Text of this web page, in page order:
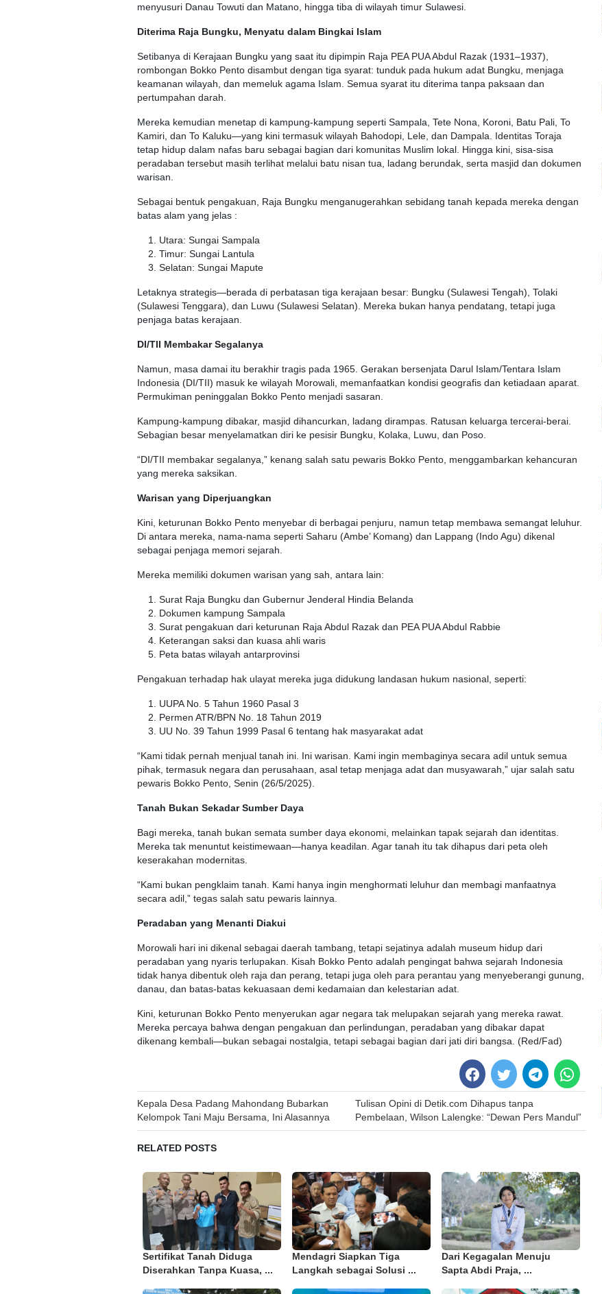
menyusuri Danau Towuti dan Matano, hingga tiba di wilayah timur Sulawesi.
Diterima Raja Bungku, Menyatu dalam Bingkai Islam
Setibanya di Kerajaan Bungku yang saat itu dipimpin Raja PEA PUA Abdul Razak (1931–1937),
rombongan Bokko Pento disambut dengan tiga syarat: tunduk pada hukum adat Bungku, menjaga
keamanan wilayah, dan memeluk agama Islam. Semua syarat itu diterima tanpa paksaan dan
pertumpahan darah.
Mereka kemudian menetap di kampung-kampung seperti Sampala, Tete Nona, Koroni, Batu Pali, To
Kamiri, dan To Kaluku—yang kini termasuk wilayah Bahodopi, Lele, dan Dampala. Identitas Toraja
tetap hidup dalam nafas baru sebagai bagian dari komunitas Muslim lokal. Hingga kini, sisa-sisa
peradaban tersebut masih terlihat melalui batu nisan tua, ladang berundak, serta masjid dan dokumen
warisan.
Sebagai bentuk pengakuan, Raja Bungku menganugerahkan sebidang tanah kepada mereka dengan
batas alam yang jelas :
Utara: Sungai Sampala
Timur: Sungai Lantula
Selatan: Sungai Mapute
Letaknya strategis—berada di perbatasan tiga kerajaan besar: Bungku (Sulawesi Tengah), Tolaki
(Sulawesi Tenggara), dan Luwu (Sulawesi Selatan). Mereka bukan hanya pendatang, tetapi juga
penjaga batas kerajaan.
DI/TII Membakar Segalanya
Namun, masa damai itu berakhir tragis pada 1965. Gerakan bersenjata Darul Islam/Tentara Islam
Indonesia (DI/TII) masuk ke wilayah Morowali, memanfaatkan kondisi geografis dan ketiadaan aparat.
Permukiman peninggalan Bokko Pento menjadi sasaran.
Kampung-kampung dibakar, masjid dihancurkan, ladang dirampas. Ratusan keluarga tercerai-berai.
Sebagian besar menyelamatkan diri ke pesisir Bungku, Kolaka, Luwu, dan Poso.
“DI/TII membakar segalanya,” kenang salah satu pewaris Bokko Pento, menggambarkan kehancuran
yang mereka saksikan.
Warisan yang Diperjuangkan
Kini, keturunan Bokko Pento menyebar di berbagai penjuru, namun tetap membawa semangat leluhur.
Di antara mereka, nama-nama seperti Saharu (Ambe’ Komang) dan Lappang (Indo Agu) dikenal
sebagai penjaga memori sejarah.
Mereka memiliki dokumen warisan yang sah, antara lain:
Surat Raja Bungku dan Gubernur Jenderal Hindia Belanda
Dokumen kampung Sampala
Surat pengakuan dari keturunan Raja Abdul Razak dan PEA PUA Abdul Rabbie
Keterangan saksi dan kuasa ahli waris
Peta batas wilayah antarprovinsi
Pengakuan terhadap hak ulayat mereka juga didukung landasan hukum nasional, seperti:
UUPA No. 5 Tahun 1960 Pasal 3
Permen ATR/BPN No. 18 Tahun 2019
UU No. 39 Tahun 1999 Pasal 6 tentang hak masyarakat adat
“Kami tidak pernah menjual tanah ini. Ini warisan. Kami ingin membaginya secara adil untuk semua
pihak, termasuk negara dan perusahaan, asal tetap menjaga adat dan musyawarah,” ujar salah satu
pewaris Bokko Pento, Senin (26/5/2025).
Tanah Bukan Sekadar Sumber Daya
Bagi mereka, tanah bukan semata sumber daya ekonomi, melainkan tapak sejarah dan identitas.
Mereka tak menuntut keistimewaan—hanya keadilan. Agar tanah itu tak dihapus dari peta oleh
keserakahan modernitas.
“Kami bukan pengklaim tanah. Kami hanya ingin menghormati leluhur dan membagi manfaatnya
secara adil,” tegas salah satu pewaris lainnya.
Peradaban yang Menanti Diakui
Morowali hari ini dikenal sebagai daerah tambang, tetapi sejatinya adalah museum hidup dari
peradaban yang nyaris terlupakan. Kisah Bokko Pento adalah pengingat bahwa sejarah Indonesia
tidak hanya dibentuk oleh raja dan perang, tetapi juga oleh para perantau yang menyeberangi gunung,
danau, dan batas-batas kekuasaan demi kedamaian dan kelestarian adat.
Kini, keturunan Bokko Pento menyerukan agar negara tak melupakan sejarah yang mereka rawat.
Mereka percaya bahwa dengan pengakuan dan perlindungan, peradaban yang dibakar dapat
dikenang kembali—bukan sebagai nostalgia, tetapi sebagai bagian dari jati diri bangsa. (Red/Fad)
Post
navigation
Kepala Desa Padang Mahondang Bubarkan
Kelompok Tani Maju Bersama, Ini Alasannya
Tulisan Opini di Detik.com Dihapus tanpa
Pembelaan, Wilson Lalengke: “Dewan Pers Mandul”
RELATED POSTS
Sertifikat Tanah Diduga
Diserahkan Tanpa Kuasa, ...
Mendagri Siapkan Tiga
Langkah sebagai Solusi ...
Dari Kegagalan Menuju
Sapta Abdi Praja, ...